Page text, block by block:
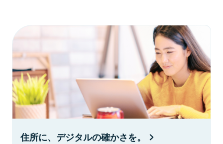
住所に、デジタルの確かさを。